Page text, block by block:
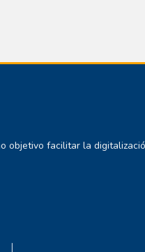
objetivo facilitar la